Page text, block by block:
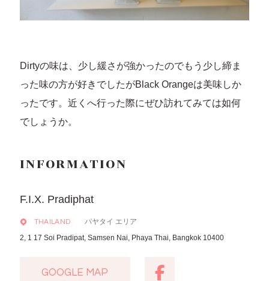
Dirtyの味は、少し緩さが強かったのでもう少し締ま
った味の方が好きでしたがBlack Orangeは美味しか
ったです。近くへ行った際にぜひ訪れてみては如何
でしょうか。
INFORMATION
F.I.X. Pradiphat
THAILAND
パヤタイ エリア
2, 1 17 Soi Pradipat, Samsen Nai, Phaya Thai, Bangkok 10400
GOOGLE MAP
GOOGLE MAP